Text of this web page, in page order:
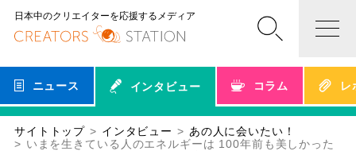
日本中のクリエイターを応援するメディア
ニュース インタビュー コラム レ
サイトトップ インタビュー
あの人に会いたい！
いまを生きている人のエネルギーは 100年前も美しかった